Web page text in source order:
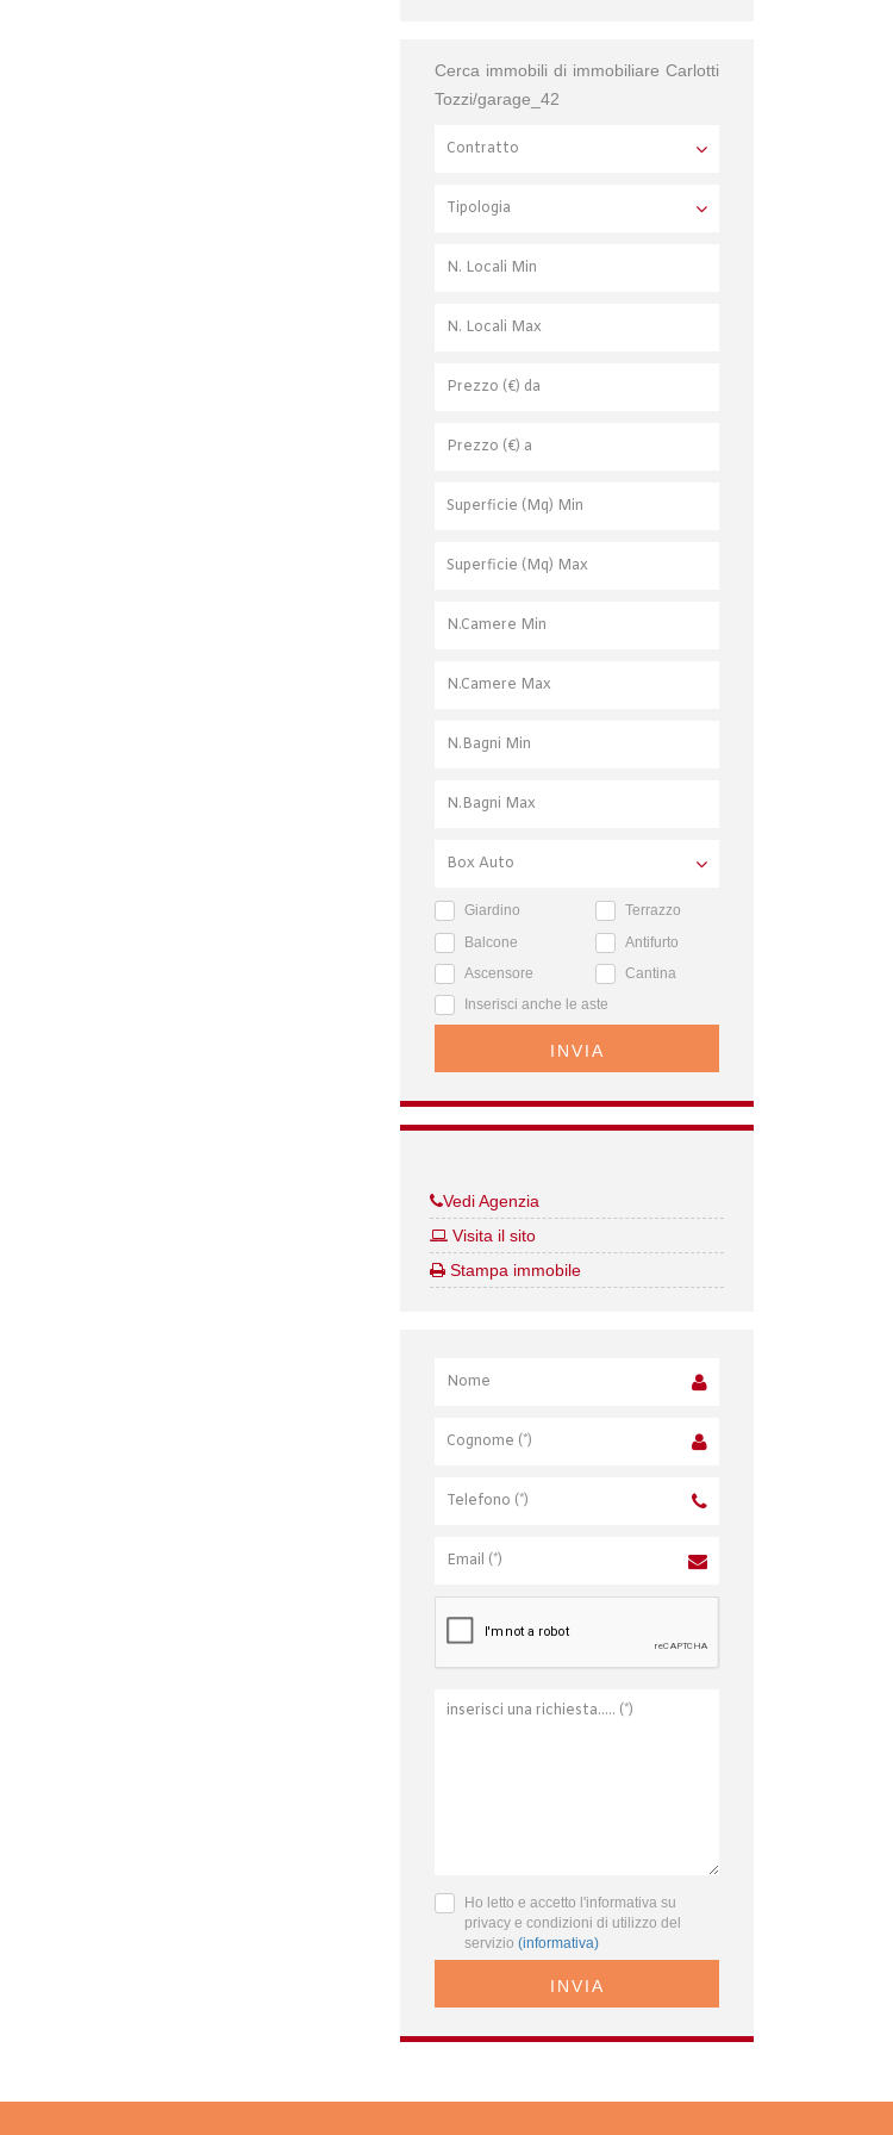
Cerca immobili di immobiliare Carlotti
Tozzi/garage_42
Giardino
Terrazzo
Balcone
Antifurto
Ascensore
Cantina
Inserisci anche le aste
INVIA
Vedi Agenzia
Visita il sito
Stampa immobile
Ho letto e accetto l'informativa su
privacy e condizioni di utilizzo del
servizio (informativa)
INVIA